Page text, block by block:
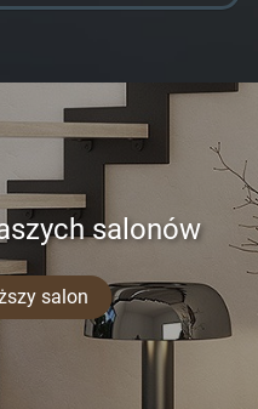
salonów
salon